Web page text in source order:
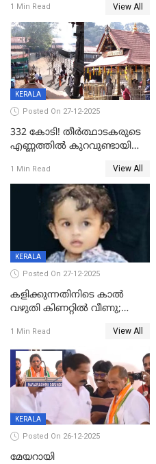
കേസ്; തർക്കമുണ്ടായത്
ഫേഷ്യലിന് 300 രൂപ
ആവശ്യപ്പെട്ടതിനെച്ചൊല്ലി
1 Min Read View All
KERALA
Posted On 27-12-2025
332 കോടി! തീർത്ഥാടകരുടെ
എണ്ണത്തിൽ കുറവുണ്ടായിട്ടും
കുതിച്ചുയരുന്നു
1 Min Read View All
KERALA
Posted On 27-12-2025
കളിക്കുന്നതിനിടെ കാൽ
വഴുതി കിണറ്റിൽ വീണു;
ദാരുണാന്ത്യം
1 Min Read View All
KERALA
Posted On 26-12-2025
മേയറായി